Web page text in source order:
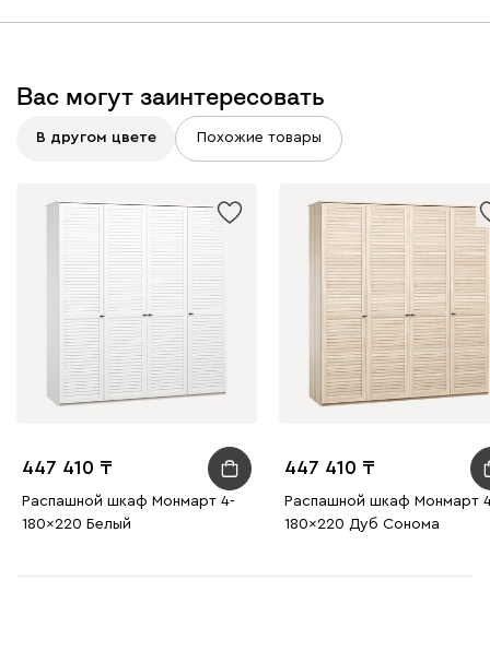
Вас могут заинтересовать
В другом цвете Похожие товары
447 410
Распашной шкаф Монмарт 4-
180x220 Белый
447 410
Распашной шкаф Монмарт
180x220 Дуб Сонома